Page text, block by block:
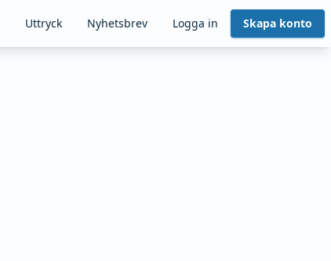
Uttryck Nyhetsbrev Logga in Skapa konto